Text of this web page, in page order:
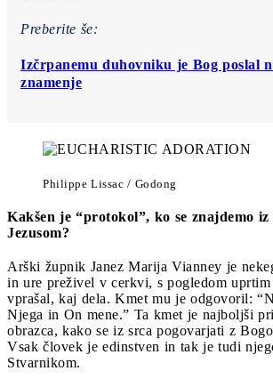
Preberite še:
Izčrpanemu duhovniku je Bog poslal
znamenje
Philippe Lissac / Godong
Kakšen je “protokol”, ko se znajdemo iz
Jezusom?
Arški župnik Janez Marija Vianney je
in ure preživel v cerkvi, s pogledom uprtim
vprašal, kaj dela. Kmet mu je odgovoril:
Njega in On mene.” Ta kmet je najboljši
obrazca, kako se iz srca pogovarjati z
Vsak človek je edinstven in tak je tudi
Stvarnikom.